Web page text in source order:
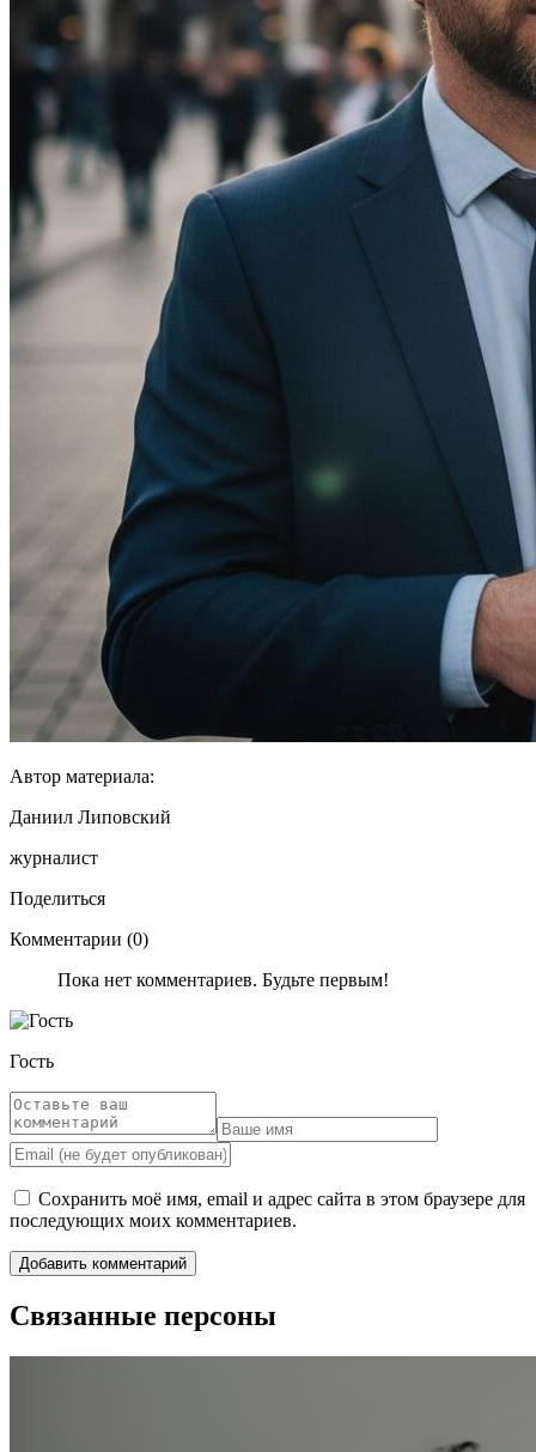
Автор материала:
Даниил Липовский
журналист
Поделиться
Комментарии (0)
Пока нет комментариев. Будьте первым!
Гость
Сохранить моё имя, email и адрес сайта в этом браузере для
последующих моих комментариев.
Связанные персоны